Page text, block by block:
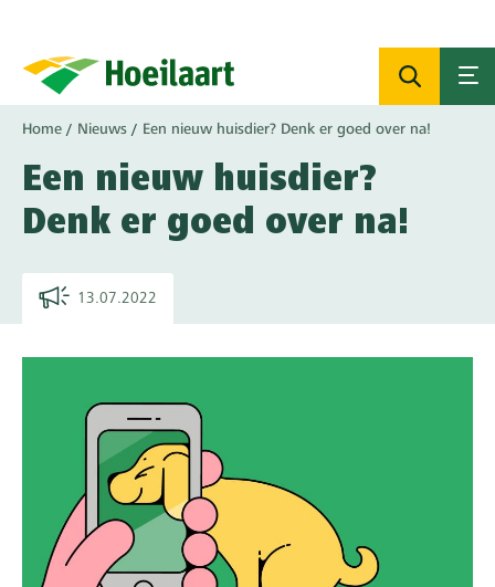
naar
inhoud
Kruimelpad
Home Nieuws Een nieuw huisdier? Denk er goed over na!
Een nieuw huisdier?
Denk er goed over na!
13.07.2022